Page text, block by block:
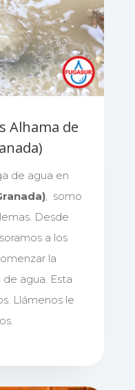
Alhama de
de agua en
, somo
Desde
a los
la
agua. Esta
Llámenos le